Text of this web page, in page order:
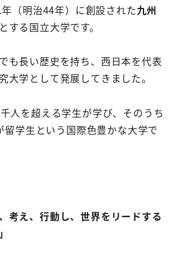
（明治44年）に創設された九州
する国立大学です。
も長い歴史を持ち、西日本を代表
大学として発展してきました。
人を超える学生が学び、そのうち
学生という国際色豊かな大学で
考え、行動し、世界をリードする